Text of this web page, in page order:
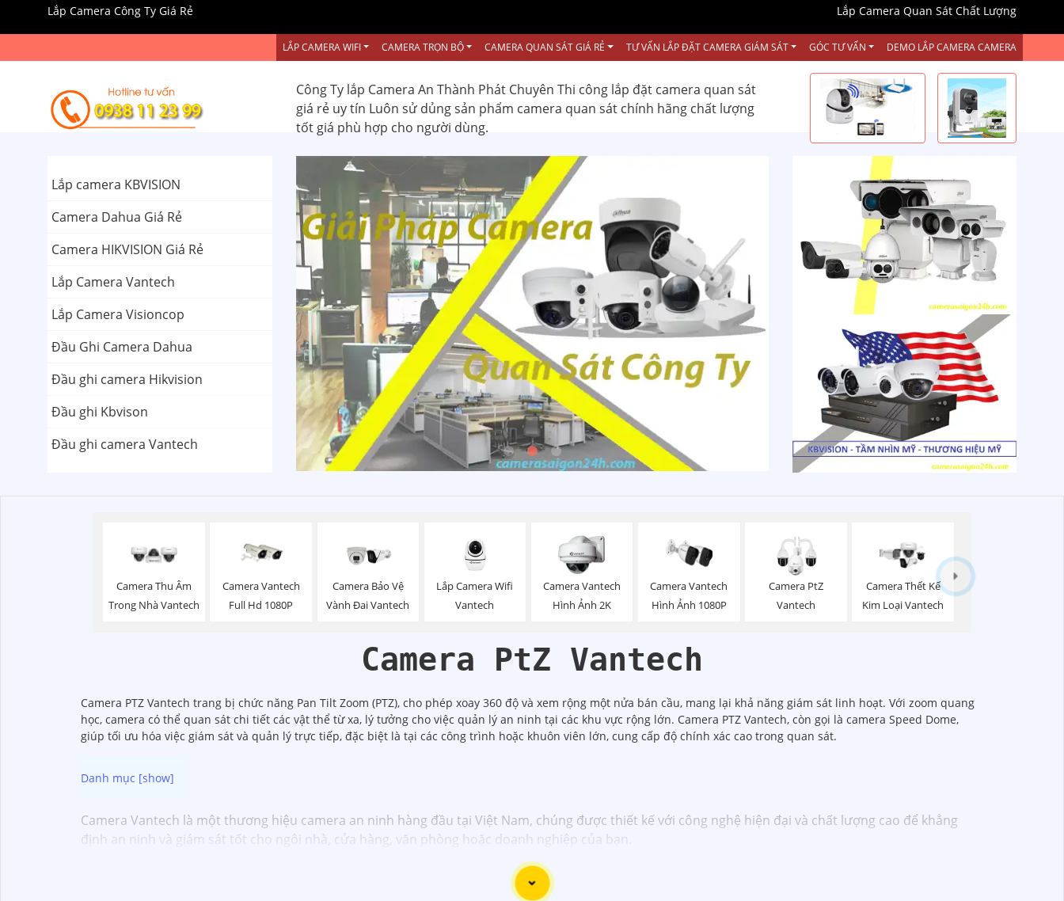
Lắp Camera Công Ty Giá Rẻ Lắp Camera Quan Sát Chất Lượng
LẮP CAMERA WIFI CAMERA TRỌN BỘ CAMERA QUAN SÁT GIÁ RẺ TƯ VẤN LẮP ĐẶT CAMERA GIÁM SÁT GÓC TƯ VẤN DEMO LẮP CAMERA CAMERA
Công Ty lắp Camera An Thành Phát Chuyên Thi công lắp đặt camera quan sát
giá rẻ uy tín Luôn sử dủng sản phẩm camera quan sát chính hãng chất lượng
tốt giá phù hợp cho người dùng.
Lắp camera KBVISION
Camera Dahua Giá Rẻ
Camera HIKVISION Giá Rẻ
Lắp Camera Vantech
Lắp Camera Visioncop
Đầu Ghi Camera Dahua
Đầu ghi camera Hikvision
Đầu ghi Kbvison
Đầu ghi camera Vantech
Camera Thu Âm
Trong Nhà Vantech
Camera Vantech
Full Hd 1080P
Camera Bảo Vệ
Vành Đai Vantech
Lắp Camera Wifi
Vantech
Camera Vantech
Hình Ảnh 2K
Camera Vantech
Hình Ảnh 1080P
Camera PtZ
Vantech
Camera Thết Kế
Kim Loại Vantech
Camera PtZ Vantech
Camera PTZ Vantech trang bị chức năng Pan Tilt Zoom (PTZ), cho phép xoay 360 độ và xem rộng một nửa bán cầu, mang lại khả năng giám sát linh hoạt. Với zoom quang
học, camera có thể quan sát chi tiết các vật thể từ xa, lý tưởng cho việc quản lý an ninh tại các khu vực rộng lớn. Camera PTZ Vantech, còn gọi là camera Speed Dome,
giúp tối ưu hóa việc giám sát và quản lý trực tiếp, đặc biệt là tại các công trình hoặc khuôn viên lớn, cung cấp độ chính xác cao trong quan sát.
Camera Vantech là một thương hiệu camera an ninh hàng đầu tại Việt Nam, chúng được thiết kế với công nghệ hiện đại và chất lượng cao để khẳng
định an ninh và giám sát tốt cho ngôi nhà, cửa hàng, văn phòng hoặc doanh nghiệp của bạn.
Vantech Việt Nam cung cấp các dòng sản phẩm camera giám sát chất lượng cao như camera IP, camera HD-TVI, camera AHD, camera wifi, camera
thông minh, và nhiều hơn nữa. Các sản phẩm của Vantech được sản xuất theo tiêu chuẩn chất lượng cao, đáng tin cậy và dễ sử dụng.
Điểm mạnh của Camera Vantech là chất lượng dịch vụ tốt và hỗ trợ khách hàng chu đáo. Đội ngũ nhân viên kỹ thuật chuyên nghiệp của Vantech sẽ